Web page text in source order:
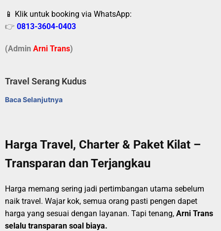
📱 Klik untuk booking via WhatsApp:
👉 0813-3604-0403
(Admin Arni Trans)
Travel Serang Kudus
Baca Selanjutnya
Harga Travel, Charter & Paket Kilat –
Transparan dan Terjangkau
Harga memang sering jadi pertimbangan utama sebelum
naik travel. Wajar kok, semua orang pasti pengen dapet
harga yang sesuai dengan layanan. Tapi tenang, Arni Trans
selalu transparan soal biaya.